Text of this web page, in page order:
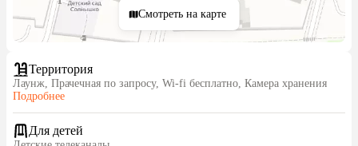
Смотреть на карте
Территория
Лаунж, Прачечная по запросу, Wi-fi бесплатно, Камера хранения
Подробнее
Для детей